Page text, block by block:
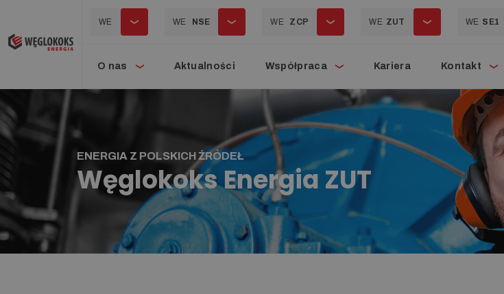
WE WE NSE WE ZCP WE ZUT WE SE1
O nas Aktualności Współpraca Kariera Kontakt
ENERGIA Z POLSKICH ŹRÓDEŁ
Węglokoks Energia ZUT